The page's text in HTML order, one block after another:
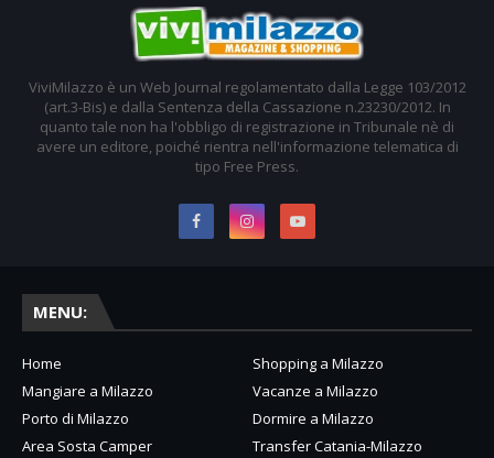
ViviMilazzo è un Web Journal regolamentato dalla Legge 103/2012
(art.3-Bis) e dalla Sentenza della Cassazione n.23230/2012. In
quanto tale non ha l'obbligo di registrazione in Tribunale nè di
avere un editore, poiché rientra nell'informazione telematica di
tipo Free Press.
MENU:
Home
Shopping a Milazzo
Mangiare a Milazzo
Vacanze a Milazzo
Porto di Milazzo
Dormire a Milazzo
Area Sosta Camper
Transfer Catania-Milazzo